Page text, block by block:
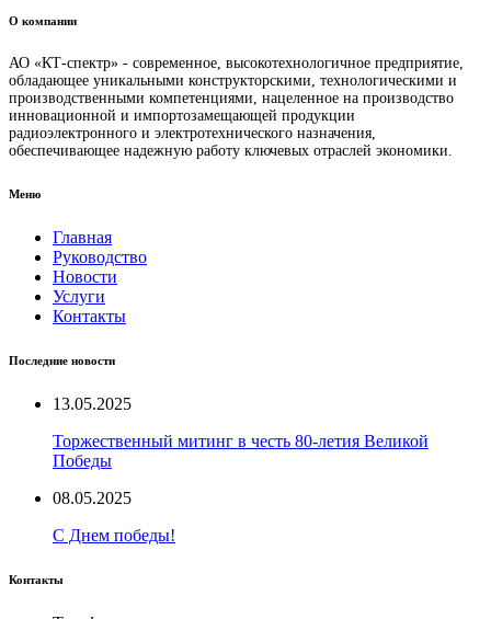
О компании
АО «КТ-спектр» - современное, высокотехнологичное предприятие,
обладающее уникальными конструкторскими, технологическими и
производственными компетенциями, нацеленное на производство
инновационной и импортозамещающей продукции
радиоэлектронного и электротехнического назначения,
обеспечивающее надежную работу ключевых отраслей экономики.
Меню
Главная
Руководство
Новости
Услуги
Контакты
Последние новости
13.05.2025
Торжественный митинг в честь 80-летия Великой
Победы
08.05.2025
С Днем победы!
Контакты